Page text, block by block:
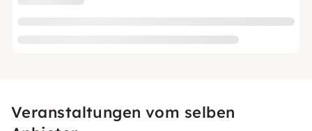
Veranstaltungen vom selben